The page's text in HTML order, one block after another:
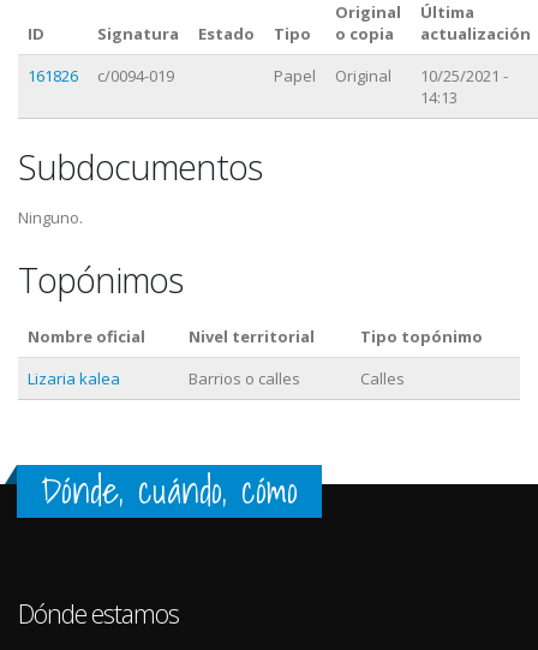
ID Signatura Estado Tipo
Original
o copia
Última
actualización
161826
c/0094-019 Papel Original
10/25/2021 -
14:13
Subdocumentos
Ninguno.
Topónimos
Nombre oficial Nivel territorial
Tipo topónimo
Lizaria kalea
Barrios o calles Calles
Dónde, cuándo, cómo
Dónde estamos